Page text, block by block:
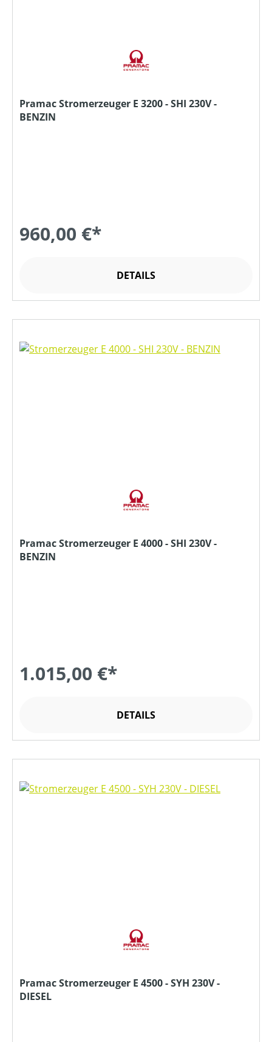
Pramac Stromerzeuger E 3200 - SHI 230V -
BENZIN
960,00 €*
DETAILS
Pramac Stromerzeuger E 4000 - SHI 230V -
BENZIN
1.015,00 €*
DETAILS
Pramac Stromerzeuger E 4500 - SYH 230V -
DIESEL